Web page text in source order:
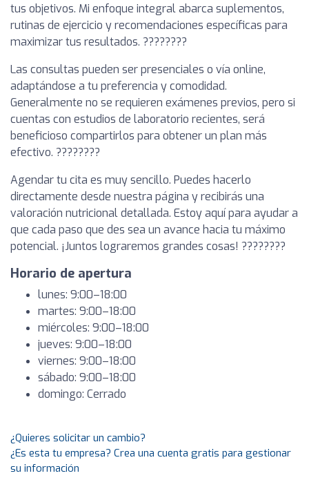
tus objetivos. Mi enfoque integral abarca suplementos,
rutinas de ejercicio y recomendaciones específicas para
maximizar tus resultados. ????????
Las consultas pueden ser presenciales o vía online,
adaptándose a tu preferencia y comodidad.
Generalmente no se requieren exámenes previos, pero si
cuentas con estudios de laboratorio recientes, será
beneficioso compartirlos para obtener un plan más
efectivo. ????????
Agendar tu cita es muy sencillo. Puedes hacerlo
directamente desde nuestra página y recibirás una
valoración nutricional detallada. Estoy aquí para ayudar a
que cada paso que des sea un avance hacia tu máximo
potencial. ¡Juntos lograremos grandes cosas! ????????
Horario de apertura
lunes: 9:00–18:00
martes: 9:00–18:00
miércoles: 9:00–18:00
jueves: 9:00–18:00
viernes: 9:00–18:00
sábado: 9:00–18:00
domingo: Cerrado
¿Quieres solicitar un cambio?
¿Es esta tu empresa? Crea una cuenta gratis para gestionar
su información